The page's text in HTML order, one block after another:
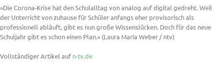
Projekte
»Die Corona-Krise hat den Schulalltag von analog auf digital gedreht. Weil
der Unterricht von zuhause für Schüler anfangs eher provisorisch als
professionell abläuft, gibt es nun große Wissenslücken. Doch für das neue
Schuljahr gibt es schon einen Plan.« (Laura Maria Weber / ntv)
Vollständiger Artikel auf n-tv.de